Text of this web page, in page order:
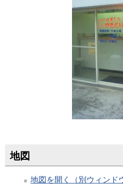
地図
地図を開く（別ウィンド